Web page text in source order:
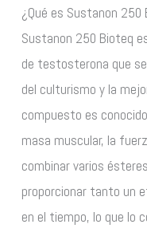
¿Qué es Sustanon 250
Sustanon 250 Bioteq
de testosterona que
del culturismo y la
compuesto es
masa muscular, la
combinar varios
proporcionar tanto un
en el tiempo, lo que lo